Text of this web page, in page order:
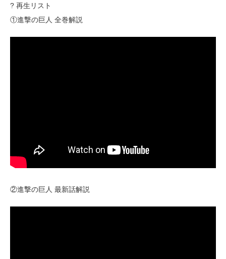
? 再生リスト
①進撃の巨人 全巻解説
②進撃の巨人 最新話解説